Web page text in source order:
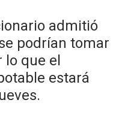
admitió
podrían tomar
que el
estará